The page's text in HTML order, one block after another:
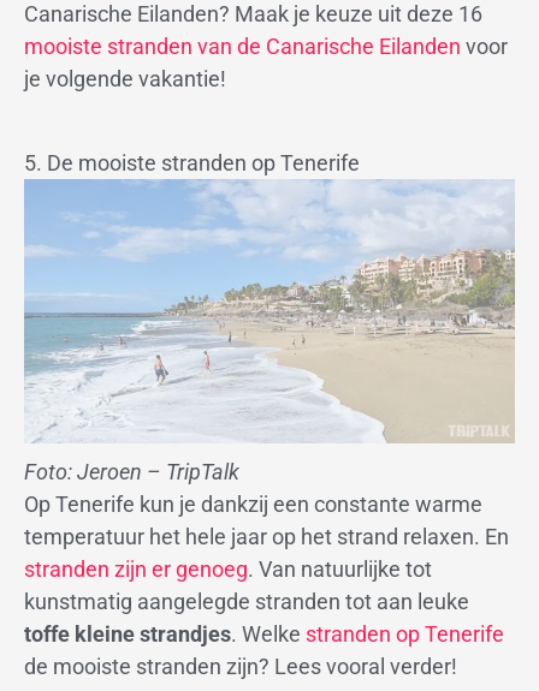
Canarische Eilanden? Maak je keuze uit deze 16
mooiste stranden van de Canarische Eilanden voor
je volgende vakantie!
5. De mooiste stranden op Tenerife
Foto: Jeroen – TripTalk
Op Tenerife kun je dankzij een constante warme
temperatuur het hele jaar op het strand relaxen. En
stranden zijn er genoeg. Van natuurlijke tot
kunstmatig aangelegde stranden tot aan leuke
toffe kleine strandjes. Welke stranden op Tenerife
de mooiste stranden zijn? Lees vooral verder!